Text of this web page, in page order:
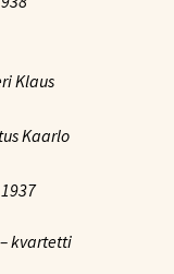
Klaus
Kaarlo
kvartetti